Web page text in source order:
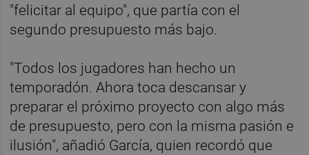
"felicitar al equipo", que partía con el
segundo presupuesto más bajo.
"Todos los jugadores han hecho un
temporadón. Ahora toca descansar y
preparar el próximo proyecto con algo más
de presupuesto, pero con la misma pasión e
ilusión", añadió García, quien recordó que